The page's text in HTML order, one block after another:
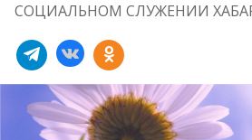
СОЦИАЛЬНОМ СЛУЖЕНИИ